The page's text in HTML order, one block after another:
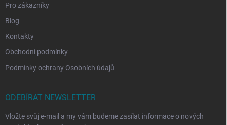
Pro zákazníky
Blog
Kontakty
Obchodní podmínky
Podmínky ochrany Osobních údajů
ODEBÍRAT NEWSLETTER
Vložte svůj e-mail a my vám budeme zasílat informace o nových